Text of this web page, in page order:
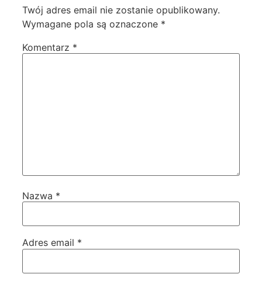
Twój adres email nie zostanie opublikowany.
Wymagane pola są oznaczone *
Komentarz *
Nazwa *
Adres email *